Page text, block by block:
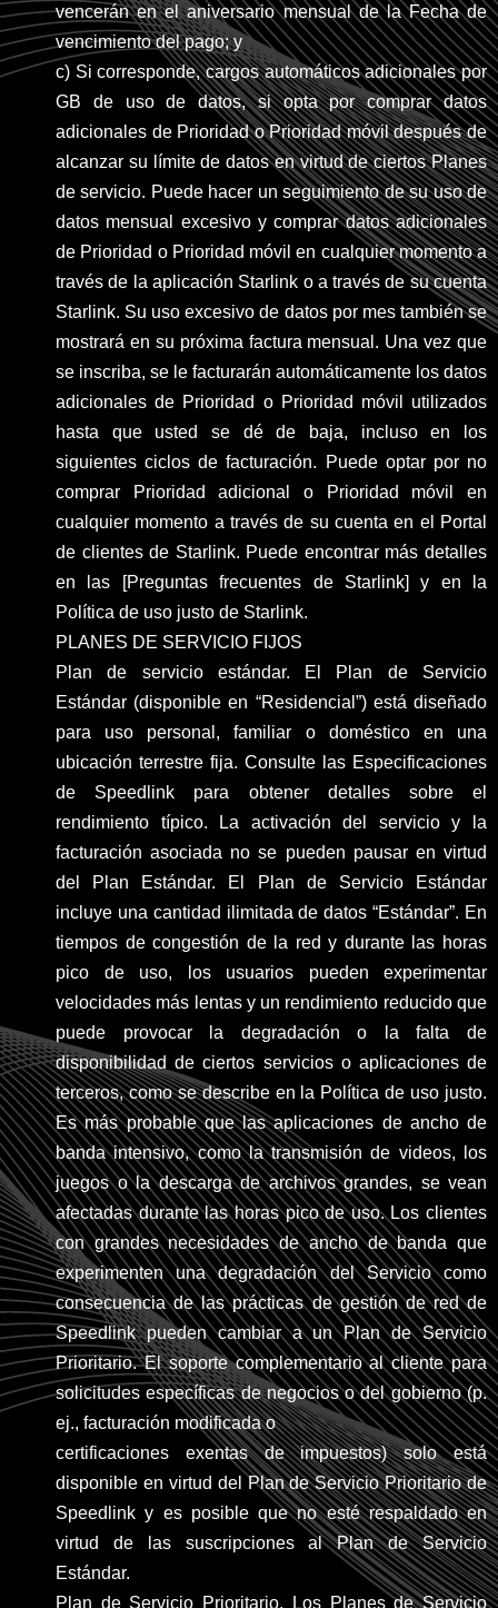
vencerán en el aniversario mensual de la Fecha de
vencimiento del pago; y
c) Si corresponde, cargos automáticos adicionales por
GB de uso de datos, si opta por comprar datos
adicionales de Prioridad o Prioridad móvil después de
alcanzar su límite de datos en virtud de ciertos Planes
de servicio. Puede hacer un seguimiento de su uso de
datos mensual excesivo y comprar datos adicionales
de Prioridad o Prioridad móvil en cualquier momento a
través de la aplicación Starlink o a través de su cuenta
Starlink. Su uso excesivo de datos por mes también se
mostrará en su próxima factura mensual. Una vez que
se inscriba, se le facturarán automáticamente los datos
adicionales de Prioridad o Prioridad móvil utilizados
hasta que usted se dé de baja, incluso en los
siguientes ciclos de facturación. Puede optar por no
comprar Prioridad adicional o Prioridad móvil en
cualquier momento a través de su cuenta en el Portal
de clientes de Starlink. Puede encontrar más detalles
en las [Preguntas frecuentes de Starlink] y en la
Política de uso justo de Starlink.
PLANES DE SERVICIO FIJOS
Plan de servicio estándar. El Plan de Servicio
Estándar (disponible en “Residencial”) está diseñado
para uso personal, familiar o doméstico en una
ubicación terrestre fija. Consulte las Especificaciones
de Speedlink para obtener detalles sobre el
rendimiento típico. La activación del servicio y la
facturación asociada no se pueden pausar en virtud
del Plan Estándar. El Plan de Servicio Estándar
incluye una cantidad ilimitada de datos “Estándar”. En
tiempos de congestión de la red y durante las horas
pico de uso, los usuarios pueden experimentar
velocidades más lentas y un rendimiento reducido que
puede provocar la degradación o la falta de
disponibilidad de ciertos servicios o aplicaciones de
terceros, como se describe en la Política de uso justo.
Es más probable que las aplicaciones de ancho de
banda intensivo, como la transmisión de videos, los
juegos o la descarga de archivos grandes, se vean
afectadas durante las horas pico de uso. Los clientes
con grandes necesidades de ancho de banda que
experimenten una degradación del Servicio como
consecuencia de las prácticas de gestión de red de
Speedlink pueden cambiar a un Plan de Servicio
Prioritario. El soporte complementario al cliente para
solicitudes específicas de negocios o del gobierno (p.
ej., facturación modificada o
certificaciones exentas de impuestos) solo está
disponible en virtud del Plan de Servicio Prioritario de
Speedlink y es posible que no esté respaldado en
virtud de las suscripciones al Plan de Servicio
Estándar.
Plan de Servicio Prioritario. Los Planes de Servicio